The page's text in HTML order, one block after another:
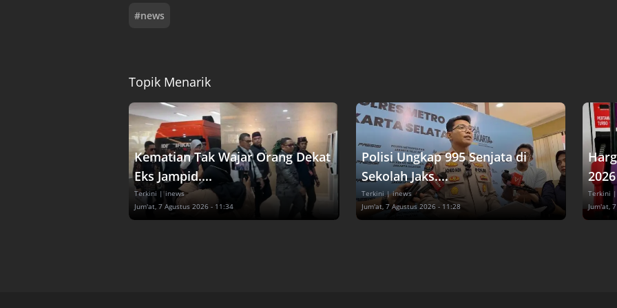
#news
Topik Menarik
Kematian Tak Wajar Orang Dekat
Eks Jampid....
Terkini | inews
Jum'at, 7 Agustus 2026 - 11:34
Polisi Ungkap 995 Senjata di
Sekolah Jaks....
Terkini | inews
Jum'at, 7 Agustus 2026 - 11:28
Terkini
Jum'at,